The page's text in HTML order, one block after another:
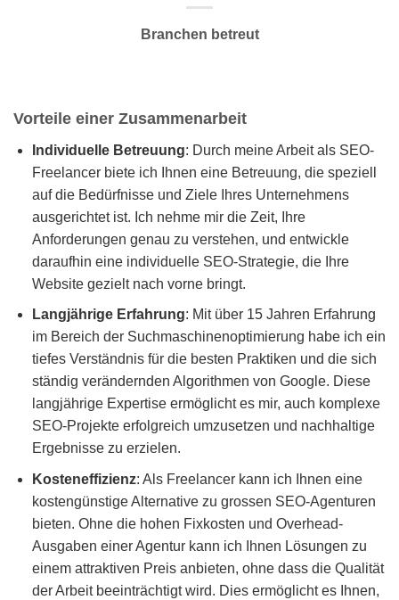
Branchen betreut
Vorteile einer Zusammenarbeit
Individuelle Betreuung: Durch meine Arbeit als SEO-
Freelancer biete ich Ihnen eine Betreuung, die speziell
auf die Bedürfnisse und Ziele Ihres Unternehmens
ausgerichtet ist. Ich nehme mir die Zeit, Ihre
Anforderungen genau zu verstehen, und entwickle
daraufhin eine individuelle SEO-Strategie, die Ihre
Website gezielt nach vorne bringt.
Langjährige Erfahrung: Mit über 15 Jahren Erfahrung
im Bereich der Suchmaschinenoptimierung habe ich ein
tiefes Verständnis für die besten Praktiken und die sich
ständig verändernden Algorithmen von Google. Diese
langjährige Expertise ermöglicht es mir, auch komplexe
SEO-Projekte erfolgreich umzusetzen und nachhaltige
Ergebnisse zu erzielen.
Kosteneffizienz: Als Freelancer kann ich Ihnen eine
kostengünstige Alternative zu grossen SEO-Agenturen
bieten. Ohne die hohen Fixkosten und Overhead-
Ausgaben einer Agentur kann ich Ihnen Lösungen zu
einem attraktiven Preis anbieten, ohne dass die Qualität
der Arbeit beeinträchtigt wird. Dies ermöglicht es Ihnen,